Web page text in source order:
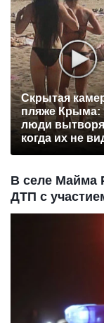
Скрытая
пляже Крыма:
люди
когда их не
В селе Майма
ДТП с